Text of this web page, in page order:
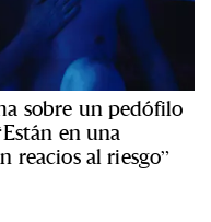
sobre un pedófilo
en una
reacios al riesgo”